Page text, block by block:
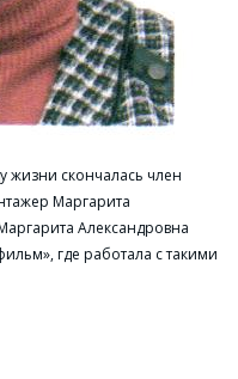
жизни скончалась член
Маргарита
Александровна
где работала с такими